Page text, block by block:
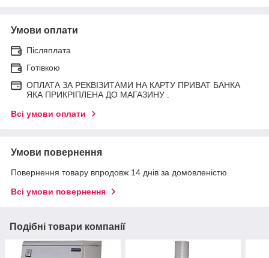
Умови оплати
Післяплата
Готівкою
ОПЛАТА ЗА РЕКВІЗИТАМИ НА КАРТУ ПРИВАТ БАНКА
ЯКА ПРИКРІПЛЕНА ДО МАГАЗИНУ .
Всі умови оплати
Умови повернення
Повернення товару впродовж 14 днів за домовленістю
Всі умови повернення
Подібні товари компанії